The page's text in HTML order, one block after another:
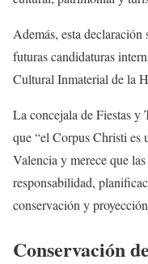
Además, esta
futuras candidaturas
Cultural Inmaterial de la
La concejala de Fiestas y
que “el Corpus Christi es
Valencia y merece que
responsabilidad,
conservación y
Conservación